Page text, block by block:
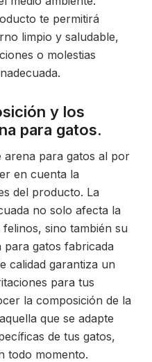
te permitirá
limpio y saludable,
o molestias
y los
para gatos.
para gatos al por
en cuenta la
del producto. La
no solo afecta la
sino también su
gatos fabricada
calidad garantiza un
para tus
la composición de la
que se adapte
de tus gatos,
todo momento.